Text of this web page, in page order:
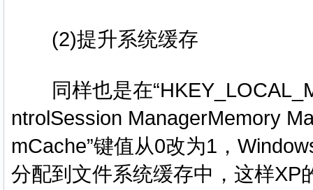
(2)提升系统缓存
同样也是在
ntrolSession ManagerMemory
mCache”键值从0改为1，
分配到文件系统缓存中，这样XP